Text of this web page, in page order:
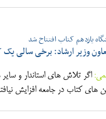
یازدهم کتاب افتتاح شد
وزیر ارشاد: برخی سالی
اگر تلاش های استاندار و
های کتاب در جامعه افزایش